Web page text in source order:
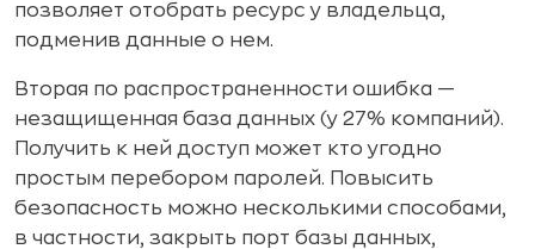
позволяет отобрать ресурс у владельца,
подменив данные о нем.
Вторая по распространенности ошибка —
незащищенная база данных (у 27% компаний).
Получить к ней доступ может кто угодно
простым перебором паролей. Повысить
безопасность можно несколькими способами,
в частности, закрыть порт базы данных,